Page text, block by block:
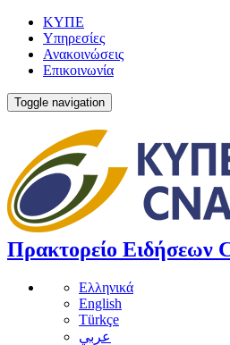
ΚΥΠΕ
Υπηρεσίες
Ανακοινώσεις
Επικοινωνία
Toggle navigation
Πρακτορείο Ειδήσεων
Ελληνικά
English
Türkçe
عربي